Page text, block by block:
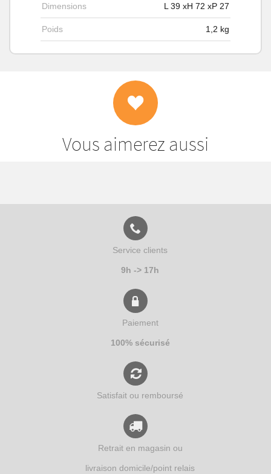
Dimensions L 39xH 72 xP 27
Poids 1,2 kg
Vous aimerez aussi
Service clients
9h -> 17h
Paiement
100% sécurisé
Satisfait ou remboursé
Retrait en magasin ou
livraison domicile/point relais